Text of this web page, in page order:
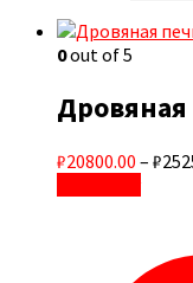
0out of 5
Дровяная
₽20800.00 –